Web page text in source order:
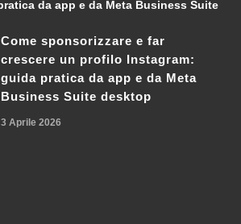
Come sponsorizzare e far
crescere un profilo Instagram:
guida pratica da app e da Meta
Business Suite desktop
3 Aprile 2026